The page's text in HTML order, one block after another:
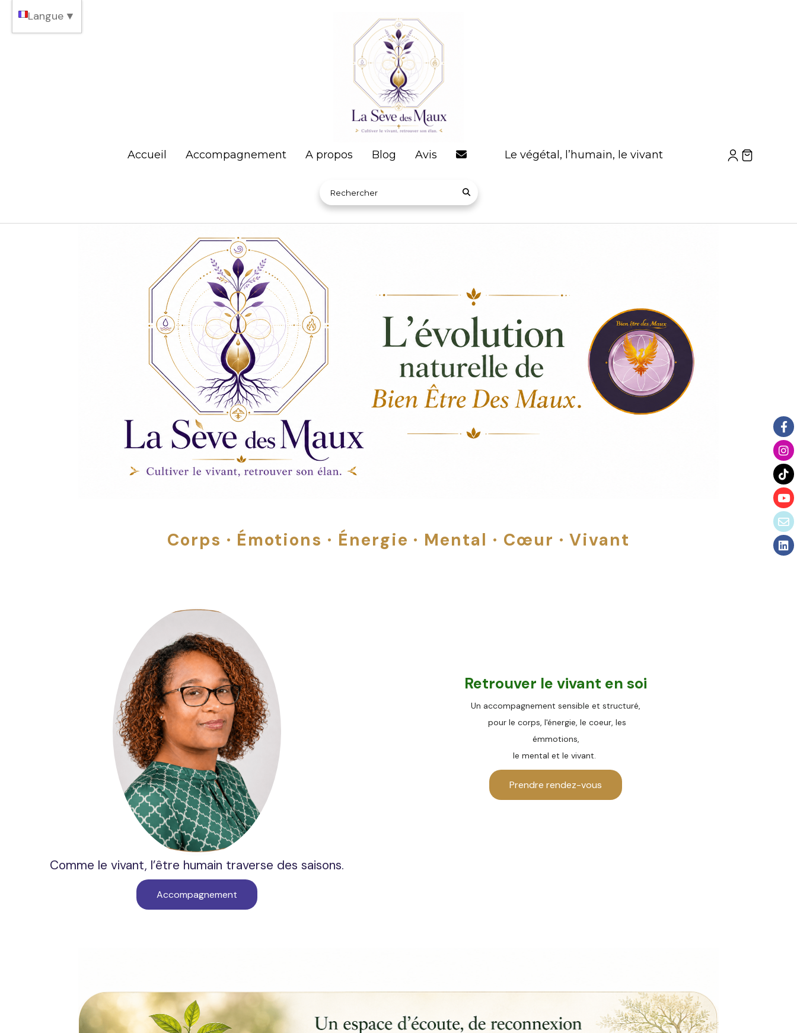
Accueil Accompagnement A propos Blog Avis Le végétal, l’humain, le vivant
Corps · Émotions · Énergie · Mental · Cœur · Vivant
Comme le vivant, l’être humain traverse des saisons.
Accompagnement
Retrouver le vivant en soi
Un accompagnement sensible et structuré,
pour le corps, l'énergie, le coeur, les
émmotions,
le mental et le vivant.
Prendre rendez-vous
Langue ▼